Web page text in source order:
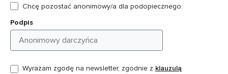
Chcę pozostać anonimowy/a dla podopiecznego.
Podpis
Wyrażam zgodę na newsletter, zgodnie z klauzulą